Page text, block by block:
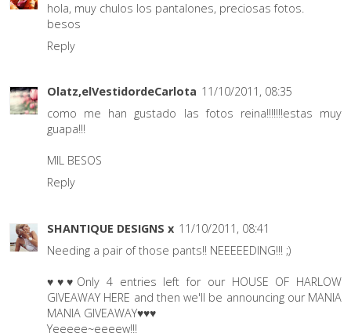
hola, muy chulos los pantalones, preciosas fotos.
besos
Reply
Olatz,elVestidordeCarlota 11/10/2011, 08:35
como me han gustado las fotos reina!!!!!!!estas muy
guapa!!!
MIL BESOS
Reply
SHANTIQUE DESIGNS x 11/10/2011, 08:41
Needing a pair of those pants!! NEEEEEDING!!! ;)
♥♥♥Only 4 entries left for our HOUSE OF HARLOW
GIVEAWAY HERE and then we'll be announcing our MANIA
MANIA GIVEAWAY♥♥♥
Yeeeee~eeeew!!!